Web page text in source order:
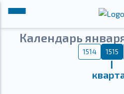
Календарь
1514 1515
Ⅰ